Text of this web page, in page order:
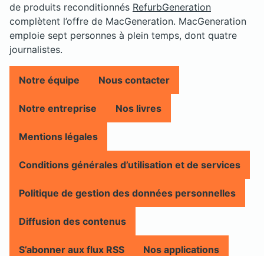
de produits reconditionnés RefurbGeneration
complètent l’offre de MacGeneration. MacGeneration
emploie sept personnes à plein temps, dont quatre
journalistes.
Notre équipe Nous contacter
Notre entreprise Nos livres
Mentions légales
Conditions générales d’utilisation et de services
Politique de gestion des données personnelles
Diffusion des contenus
S’abonner aux flux RSS Nos applications